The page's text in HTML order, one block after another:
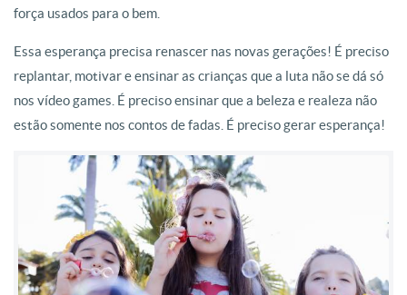
força usados para o bem.
Essa esperança precisa renascer nas novas gerações! É preciso
replantar, motivar e ensinar as crianças que a luta não se dá só
nos vídeo games. É preciso ensinar que a beleza e realeza não
estão somente nos contos de fadas. É preciso gerar esperança!